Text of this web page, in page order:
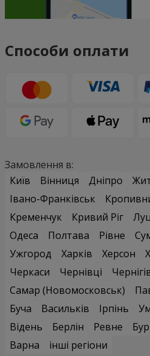
Способи оплати
Замовлення в:
Київ
Вінниця Дніпро
Івано-Франківськ
Кременчук
Кривий Ріг
Одеса
Полтава Рівне
Ужгород
Харків Херсон
Черкаси
Чернівці
Самар (Новомосковськ)
Буча
Васильків Ірпінь
Відень
Берлін Ревне
Варна
інші регіони